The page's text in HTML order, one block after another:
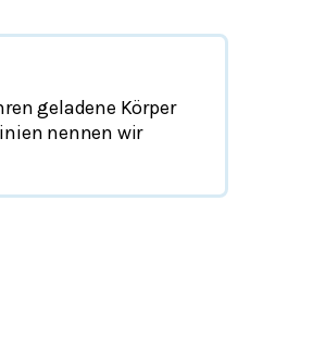
geladene Körper
nennen wir